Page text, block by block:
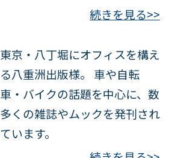
続きを見る>>
東京・八丁堀にオフィスを構え
る八重洲出版様。 車や自転
車・バイクの話題を中心に、数
多くの雑誌やムックを発刊され
ています。